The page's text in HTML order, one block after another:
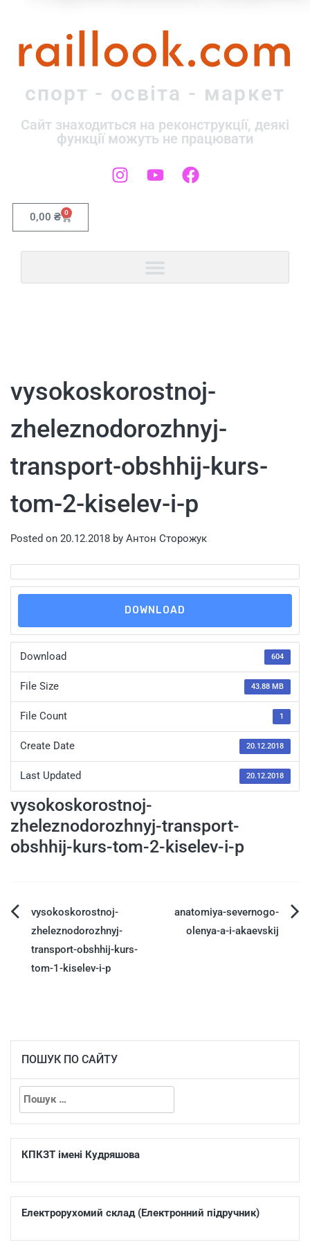
raillook.com
спорт - освіта - маркет
Сайт знаходиться на реконструкції, деякі
функції можуть не працювати
0,00 ₴ 0
vysokoskorostnoj-
zheleznodorozhnyj-
transport-obshhij-kurs-
tom-2-kiselev-i-p
Posted on 20.12.2018 by Антон Сторожук
DOWNLOAD
Download 604
File Size 43.88 MB
File Count 1
Create Date 20.12.2018
Last Updated 20.12.2018
vysokoskorostnoj-
zheleznodorozhnyj-transport-
obshhij-kurs-tom-2-kiselev-i-p
vysokoskorostnoj-
zheleznodorozhnyj-
transport-obshhij-kurs-
tom-1-kiselev-i-p
anatomiya-severnogo-
olenya-a-i-akaevskij
ПОШУК ПО САЙТУ
КПКЗТ імені Кудряшова
Електрорухомий склад (Електронний підручник)